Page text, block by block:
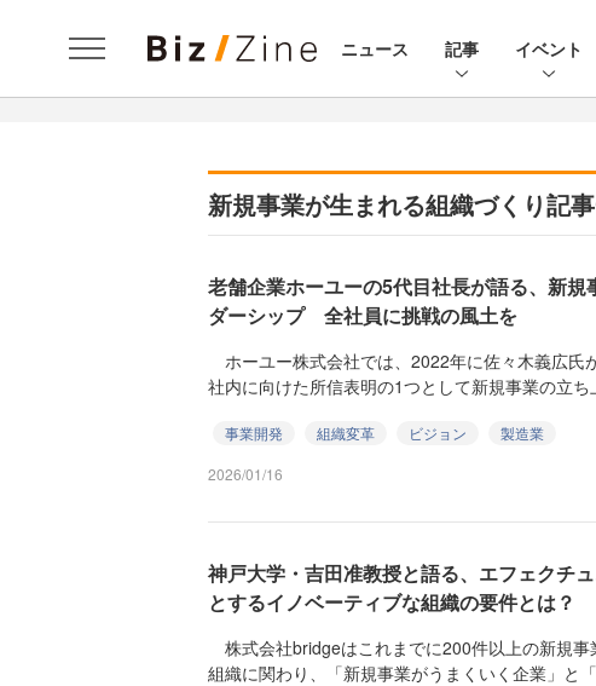
ニュース 記事 イベント
新規事業が生まれる組織づくり記
老舗企業ホーユーの5代目社長が語る、新規
ダーシップ 全社員に挑戦の風土を
ホーユー株式会社では、2022年に佐々木義広氏
社内に向けた所信表明の1つとして新規事業の立
事業開発 組織変革 ビジョン
製造業
2026/01/16
神戸大学・吉田准教授と語る、エフェクチ
とするイノベーティブな組織の要件とは？
株式会社bridgeはこれまでに200件以上の新規
組織に関わり、「新規事業がうまくいく企業」と